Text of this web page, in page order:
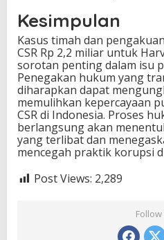
Kesimpulan
Kasus timah dan
CSR Rp 2,2 miliar untuk
sorotan penting dalam isu
Penegakan hukum yang
diharapkan dapat
memulihkan kepercayaan
CSR di Indonesia. Proses
berlangsung akan
yang terlibat dan
mencegah praktik korupsi
Post Views: 2,289
Follow